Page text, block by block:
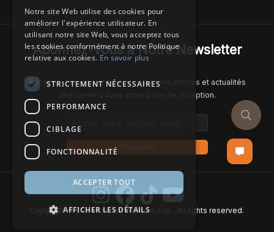
Abonnez-Vous à Notre Newsletter
Recevez chaque semaine nos derniers articles et actualités
directement dans votre boîte de réception.
Copyright © 2024 Ancient Wisdom s.r.o., All rights reserved.
Notre site Web utilise des cookies pour
améliorer l'expérience utilisateur. En
utilisant notre site Web, vous acceptez tous
les cookies conformément à notre Politique
relative aux cookies.En savoir plus
STRICTEMENT NÉCESSAIRES
PERFORMANCE
CIBLAGE
FONCTIONNALITÉ
ACCEPTER TOUT
AFFICHER LES DÉTAILS